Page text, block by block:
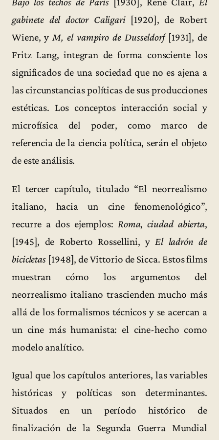
gabinete del doctor Caligari [1920], de Robert
Wiene, yM, el vampiro de Dusseldorf[1931], de
Fritz Lang, integran de forma consciente los
significados de una sociedad que no es ajena a
las circunstancias políticas de sus producciones
estéticas. Los conceptos interacción social y
microfísica del poder, como marco de
referencia de la ciencia política, serán el objeto
de este análisis.
El tercer capítulo, titulado “El neorrealismo
italiano, hacia un cine fenomenológico”,
recurre a dos ejemplos: Roma, ciudad abierta,
[1945], de Roberto Rossellini, y El ladrón de
bicicletas [1948], de Vittorio de Sicca. Estos films
muestran cómo los argumentos del
neorrealismo italiano trascienden mucho más
allá de los formalismos técnicos y se acercan a
un cine más humanista: el cine-hecho como
modelo analítico.
Igual que los capítulos anteriores, las variables
históricas y políticas son determinantes.
Situados en un período histórico de
finalización de la Segunda Guerra Mundial